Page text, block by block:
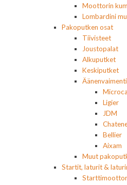
Moottorin
Lombardini
Pakoputken osat
Tiivisteet
Joustopalat
Alkuputket
Keskiputket
Ligier
JDM
Bellier
Aixam
Muut
Startit, laturit &